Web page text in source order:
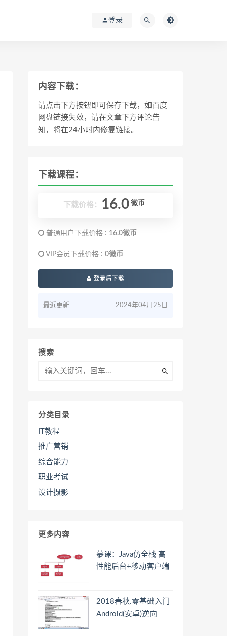
登录
内容下载：
请点击下方按钮即可保存下载，如百度
网盘链接失效，请在文章下方评论告
知，将在24小时内修复链接。
下载课程：
下载价格： 16.0 微币
普通用户下载价格 : 16.0微币
VIP会员下载价格 : 0微币
登录后下载
最近更新 2024年04月25日
搜索
分类目录
IT教程
推广营销
综合能力
职业考试
设计摄影
更多内容
慕课：Java仿全栈 高
性能后台+移动客户端
2018春秋.零基础入门
Android(安卓)逆向